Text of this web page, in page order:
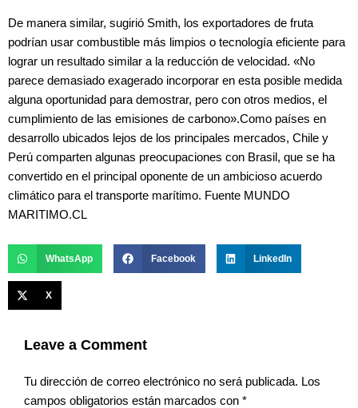
De manera similar, sugirió Smith, los exportadores de fruta
podrían usar combustible más limpios o tecnología eficiente para
lograr un resultado similar a la reducción de velocidad. «No
parece demasiado exagerado incorporar en esta posible medida
alguna oportunidad para demostrar, pero con otros medios, el
cumplimiento de las emisiones de carbono».Como países en
desarrollo ubicados lejos de los principales mercados, Chile y
Perú comparten algunas preocupaciones con Brasil, que se ha
convertido en el principal oponente de un ambicioso acuerdo
climático para el transporte marítimo. Fuente MUNDO
MARITIMO.CL
WhatsApp Facebook LinkedIn
X
Leave a Comment
Tu dirección de correo electrónico no será publicada. Los
campos obligatorios están marcados con *